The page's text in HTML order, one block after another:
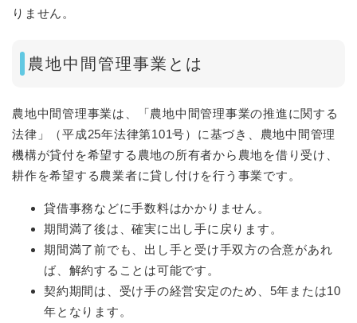
りません。
農地中間管理事業とは
農地中間管理事業は、「農地中間管理事業の推進に関する
法律」（平成25年法律第101号）に基づき、農地中間管理
機構が貸付を希望する農地の所有者から農地を借り受け、
耕作を希望する農業者に貸し付けを行う事業です。
貸借事務などに手数料はかかりません。
期間満了後は、確実に出し手に戻ります。
期間満了前でも、出し手と受け手双方の合意があれ
ば、解約することは可能です。
契約期間は、受け手の経営安定のため、5年または10
年となります。​